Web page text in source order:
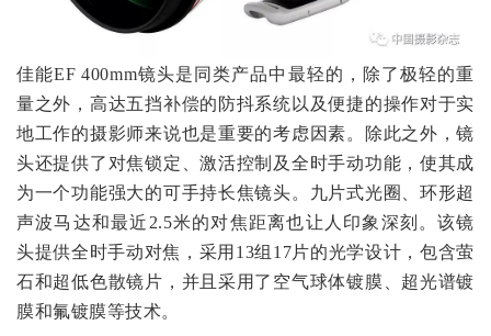
佳能EF 400mm镜头是同类产品中最轻的，除了极轻的重
量之外，高达五挡补偿的防抖系统以及便捷的操作对于实
地工作的摄影师来说也是重要的考虑因素。除此之外，镜
头还提供了对焦锁定、激活控制及全时手动功能，使其成
为一个功能强大的可手持长焦镜头。九片式光圈、环形超
声波马达和最近2.5米的对焦距离也让人印象深刻。该镜
头提供全时手动对焦，采用13组17片的光学设计，包含萤
石和超低色散镜片，并且采用了空气球体镀膜、超光谱镀
膜和氟镀膜等技术。